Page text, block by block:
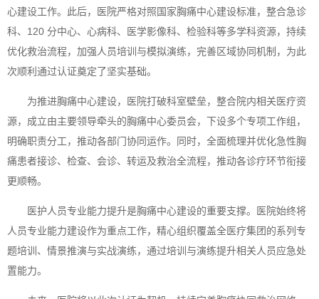
心建设工作。此后，医院严格对照国家胸痛中心建设标准，整合急诊
科、120 分中心、心病科、医学影像科、检验科等多学科资源，持续
优化救治流程，加强人员培训与模拟演练，完善区域协同机制，为此
次顺利通过认证奠定了坚实基础。
为推进胸痛中心建设，医院打破科室壁垒，整合院内相关医疗资
源，成立由主要领导牵头的胸痛中心委员会，下设多个专项工作组，
明确职责分工，推动各部门协同运作。同时，全面梳理并优化急性胸
痛患者接诊、检查、会诊、转运及救治全流程，推动各诊疗环节衔接
更顺畅。
医护人员专业能力提升是胸痛中心建设的重要支撑。医院始终将
人员专业能力建设作为重点工作，精心组织覆盖全医疗集团的系列专
题培训、情景推演与实战演练，通过培训与演练提升相关人员应急处
置能力。